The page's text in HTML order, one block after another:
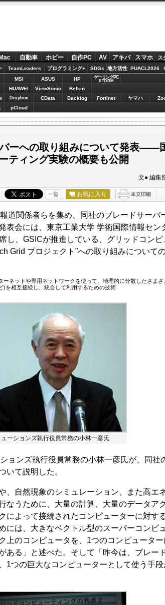
自動車 ホビー 自作PC AV アキバ スマホ ス
TeamLeaders プログラミング+ SDGs 地方活性 PUACL2026
MSI ASUS HP ゲーミングPC
STORM
HUAWEI ViewSonic Belkin
Dropbox CData Backlog Fortinet ヤマハ
pCloud
ーへの取り組みについて発表――
ティング実験の概要も公開
文● 編集
一覧 お気に入り
道関係者らを集め、同社のブレードサーバ
表会には、東京工業大学 学術国際情報セン
し、GSICが推進している、グリッドコンピ
Grid プロジェクト”への取り組みについて
ーネットや専用ネットワークを使って、地理的に分散したさまざ
)を相互接続し、統合して利用するための技術
ーションズ執行役員常務の小林一彦氏
ョンズ執行役員常務の小林一彦氏が、同社
いて説明した。
、自然現象のシミュレーション、また高エ
なうために、大量の計算、大量のデータア
によって接続されたコンピューターに対す
には、大きなベクトル型のスーパーコンピ
上のコンピュータを、1つのコンピューター
ある」と述べた。そして「昨今は、ブレー
1つの巨大なコンピューターとして使う手段